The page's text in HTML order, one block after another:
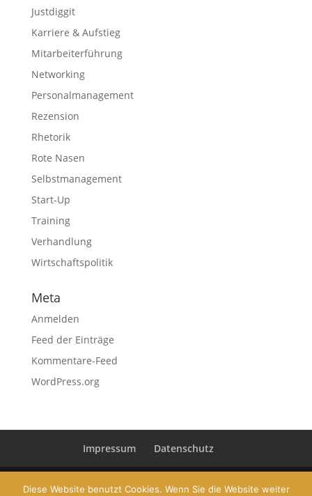
Justdiggit
Karriere & Aufstieg
Mitarbeiterführung
Networking
Personalmanagement
Rezension
Rhetorik
Rote Nasen
Selbstmanagement
Start-Up
Training
Verhandlung
Wirtschaftspolitik
Meta
Anmelden
Feed der Einträge
Kommentare-Feed
WordPress.org
Impressum Datenschutz
Diese Website benutzt Cookies. Wenn Sie die Website weiter